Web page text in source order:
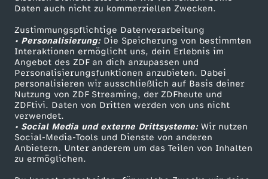
Daten auch nicht zu kommerziellen Zwecken.
Zustimmungspflichtige Datenverarbeitung
• Personalisierung:Die Speicherung von bestimmten
Interaktionen ermöglicht uns, dein Erlebnis im
Angebot des ZDF an dich anzupassen und
Personalisierungsfunktionen anzubieten. Dabei
personalisieren wir ausschließlich auf Basis deiner
Nutzung von ZDF Streaming, der ZDFheute und
ZDFtivi. Daten von Dritten werden von uns nicht
verwendet.
• Social Media und externe Drittsysteme:Wir nutzen
Social-Media-Tools und Dienste von anderen
Anbietern. Unter anderem um das Teilen von Inhalten
zu ermöglichen.
e
b
e
z
w
e
ZDFtext
Livestreams
Sendungen A-Z
TV-Programm
Tickets
Zuschauerservice
Hilfe
ZDF Unternehmen
Karriere